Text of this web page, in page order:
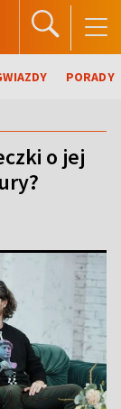
PORADY
o jej